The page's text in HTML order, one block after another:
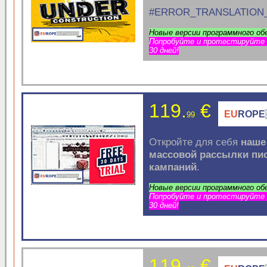
Новые версии программного
Попробуйте и протестируйте
30 дней!
119. 99€ EU ROPE
Откройте для себя
массовой рассылки
кампаний.
Новые версии программного
Попробуйте и протестируйте
30 дней!